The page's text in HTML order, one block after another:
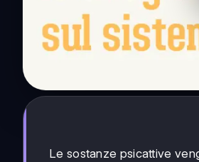
Le sostanze psicattive